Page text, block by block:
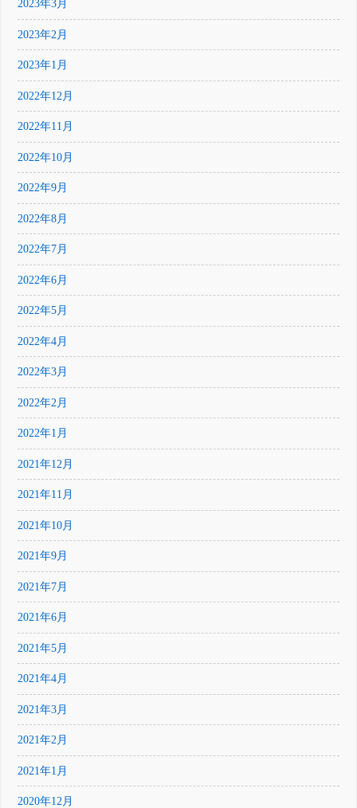
2023年3月
2023年2月
2023年1月
2022年12月
2022年11月
2022年10月
2022年9月
2022年8月
2022年7月
2022年6月
2022年5月
2022年4月
2022年3月
2022年2月
2022年1月
2021年12月
2021年11月
2021年10月
2021年9月
2021年7月
2021年6月
2021年5月
2021年4月
2021年3月
2021年2月
2021年1月
2020年12月